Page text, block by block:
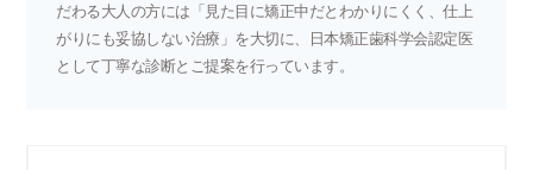
だわる大人の方には「見た目に矯正中だとわかりにくく、仕上
がりにも妥協しない治療」を大切に、日本矯正歯科学会認定医
として丁寧な診断とご提案を行っています。